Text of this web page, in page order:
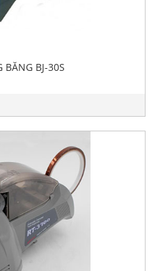
BĂNG BJ-30S